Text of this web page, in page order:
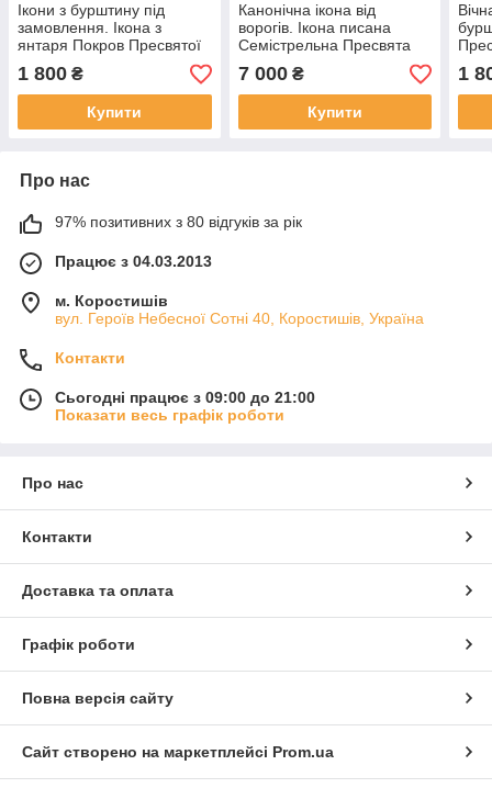
Ікони з бурштину під
замовлення. Ікона з
янтаря Покров Пресвятої
Богородиці
1 800 ₴
Купити
Канонічна ікона від
ворогів. Ікона писана
Семістрельна Пресвята
Богородиця 35*25 см
7 000₴
Купити
1
Про нас
97% позитивних з 80 відгуків за рік
Працює з 04.03.2013
м. Коростишів
вул. Героїв Небесної Сотні 40, Коростишів, Україна
Контакти
Сьогодні працює з 09:00 до 21:00
Показати весь графік роботи
Про нас
Контакти
Доставка та оплата
Графік роботи
Повна версія сайту
Сайт створено на маркетплейсі Prom.ua